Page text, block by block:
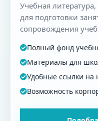
Учебная
для подготовки
сопровождения
Полный фонд
Материалы для
Удобные ссылки на
Возможность